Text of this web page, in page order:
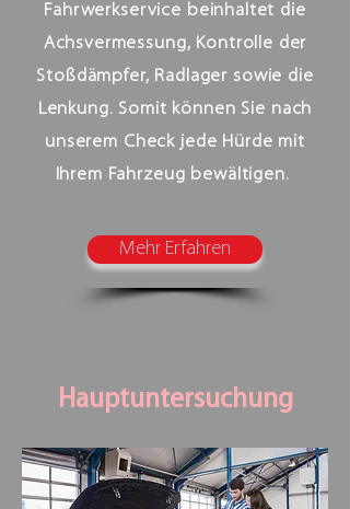
Fahrwerkservice beinhaltet die
Achsvermessung, Kontrolle der
Stoßdämpfer, Radlager sowie die
Lenkung. Somit können Sie nach
unserem Check jede Hürde mit
Ihrem Fahrzeug bewältigen.
Mehr Erfahren
Hauptuntersuchung